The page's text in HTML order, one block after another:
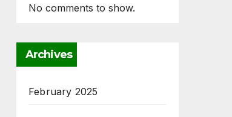
No comments to show.
Archives
February 2025